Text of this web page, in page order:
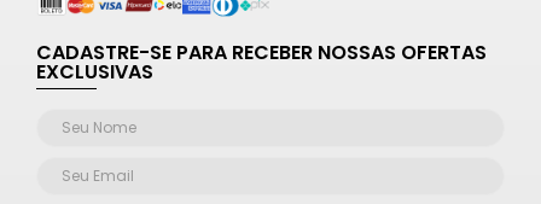
CADASTRE-SE PARA RECEBER NOSSAS OFERTAS
EXCLUSIVAS